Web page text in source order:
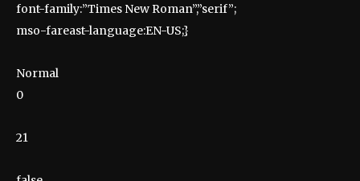
font-family:”Times New Roman”,”serif”;
mso-fareast-language:EN-US;}
Normal
0
21